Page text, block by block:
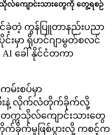
လ်ကျောင်းသားတွေကို တွေ့ရစဉ်
တဲ့ ကွန်ပြူတာနည်းပညာ
င်းမှာ ရိုဟင်ဂျာမွတ်စလင်
ခေါ် နိုင်ငံတကာ
မ်းစပ်မှာ
စီးနဲ့ လိုက်လံတိုက်ခိုက်လို့
က္ကသိုလ်ကျောင်းသားတွေ
က်ခိုက်မှုဖြစ်ပွားလို့ ကစင့်က